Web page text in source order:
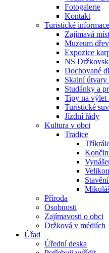
Fotogalerie
Kontakt
Turistické informace
Zajímavá
Muzeum
Expozice
NS
Dochované
Skalní útvary
Studánky a
Tipy na výlet
Turistické
Jízdní řády
Kultura v obci
Tradice
Příroda
Osobnosti
Zajímavosti o obci
Držková v médiích
Úřad
Úřední deska